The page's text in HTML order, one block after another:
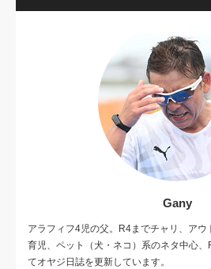
Gany
アラフィフ4児の父。R4までチャリ、アウ
育児、ペット（犬・ネコ）系のネタ中心
てオヤジ日誌を更新しています。